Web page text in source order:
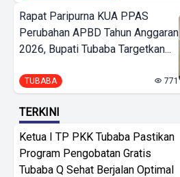
Rapat Paripurna KUA PPAS
Perubahan APBD Tahun Anggaran
2026, Bupati Tubaba Targetkan...
TUBABA 771
TERKINI
Ketua I TP PKK Tubaba Pastikan
Program Pengobatan Gratis
Tubaba Q Sehat Berjalan Optimal